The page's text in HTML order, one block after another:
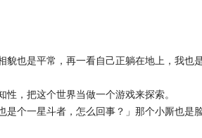
也是平常，再一看自己正躺在地上，我也
，把这个世界当做一个游戏来探索。
是个一星斗者，怎么回事？」那个小厮也是